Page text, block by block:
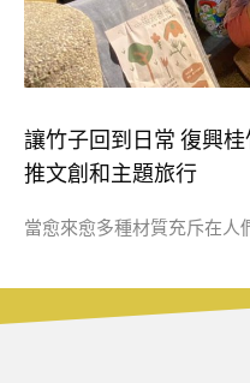
讓竹子回到日常 復興
推文創和主題旅行
當愈來愈多種材質充斥在人